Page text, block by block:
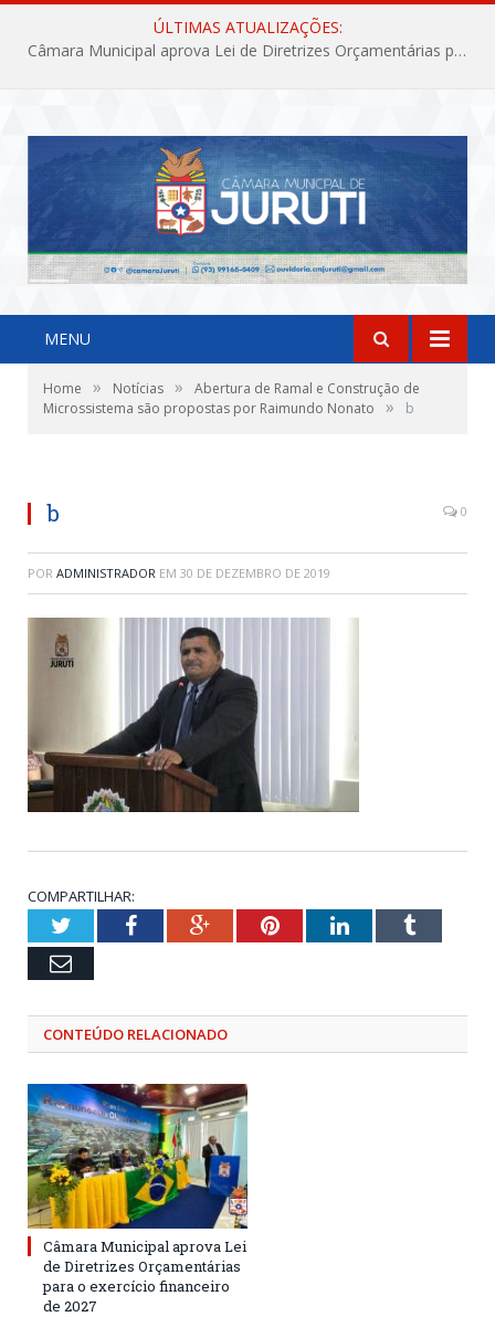
ÚLTIMAS ATUALIZAÇÕES:
Câmara Municipal aprova Lei de Diretrizes Orçamentárias para o exercício financeiro de 2027
MENU
Home » Notícias »
Abertura de Ramal e Construção de
Microssistema são propostas por Raimundo Nonato
» b
b 0
POR ADMINISTRADOR EM 30 DE DEZEMBRO DE 2019
COMPARTILHAR:
TwitterFacebookGoogle+PinterestLinkedInTumblr
Email
CONTEÚDO RELACIONADO
Câmara Municipal aprova Lei
de Diretrizes Orçamentárias
para o exercício financeiro
de 2027